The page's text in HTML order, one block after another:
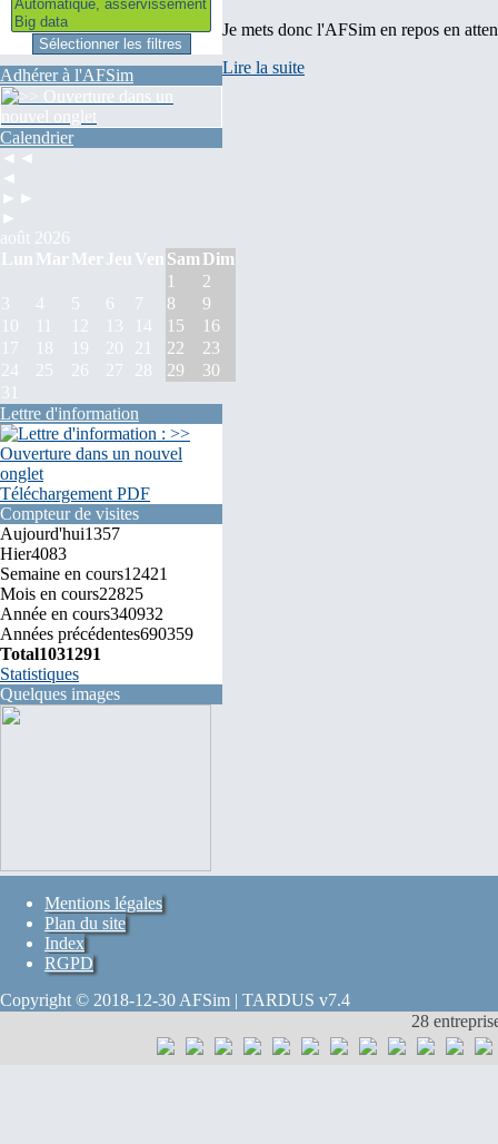
Adhérer à l'AFSim
Calendrier
◄◄
◄
►►
►
août 2026
Lun Mar Mer Jeu Ven Sam Dim
1
2
3
4 5 6 7 8
9
10
11 12 13 14 15
16
17
18 19 20 21 22
23
24
25 26 27 28 29
30
31
Lettre d'information
Téléchargement PDF
Compteur de visites
Aujourd'hui1357
Hier4083
Semaine en cours12421
Mois en cours22825
Année en cours340932
Années précédentes690359
Total1031291
Statistiques
Quelques images
Je mets donc l'AFSim en repos en
Lire la suite
Mentions légales
Plan du site
Index
RGPD
Copyright © 2018-12-30 AFSim | TARDUS v7.4
28